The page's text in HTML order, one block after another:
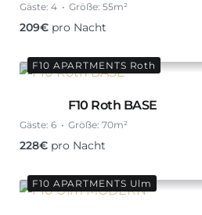
Gäste: 4 Größe: 55m²
209€ pro Nacht
F10 APARTMENTS Roth
F10 Roth BASE
Gäste: 6 Größe: 70m²
228€ pro Nacht
F10 APARTMENTS Ulm